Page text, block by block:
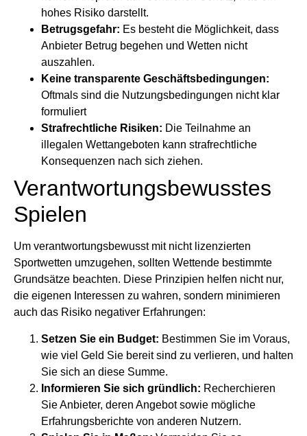
hohes Risiko darstellt.
Betrugsgefahr: Es besteht die Möglichkeit, dass
Anbieter Betrug begehen und Wetten nicht
auszahlen.
Keine transparente Geschäftsbedingungen:
Oftmals sind die Nutzungsbedingungen nicht klar
formuliert
Strafrechtliche Risiken: Die Teilnahme an
illegalen Wettangeboten kann strafrechtliche
Konsequenzen nach sich ziehen.
Verantwortungsbewusstes
Spielen
Um verantwortungsbewusst mit nicht lizenzierten
Sportwetten umzugehen, sollten Wettende bestimmte
Grundsätze beachten. Diese Prinzipien helfen nicht nur,
die eigenen Interessen zu wahren, sondern minimieren
auch das Risiko negativer Erfahrungen:
Setzen Sie ein Budget: Bestimmen Sie im Voraus,
wie viel Geld Sie bereit sind zu verlieren, und halten
Sie sich an diese Summe.
Informieren Sie sich gründlich: Recherchieren
Sie Anbieter, deren Angebot sowie mögliche
Erfahrungsberichte von anderen Nutzern.